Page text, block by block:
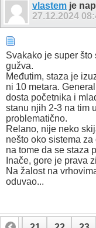
vlastem je
27.12.2024
Svakako je super
gužva.
Međutim, staza je
ni 10 metara.
dosta početnika i
stanu njih 2-3 na tim
problematično.
Relano, nije neko
nešto oko sistema
na tome da se staza
Inače, gore je prava
Na žalost na
oduvao...